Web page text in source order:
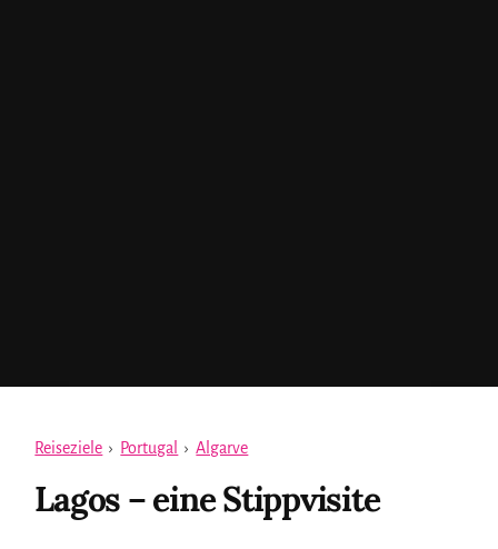
Reiseziele › Portugal › Algarve
Lagos – eine Stippvisite